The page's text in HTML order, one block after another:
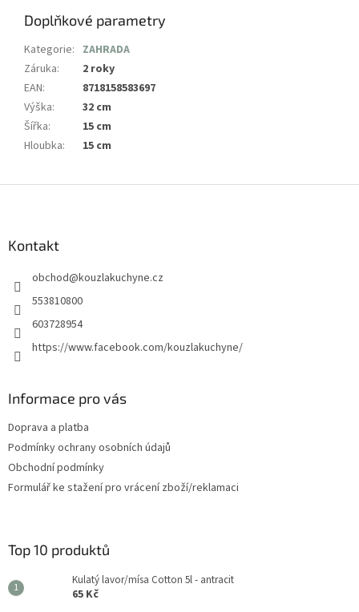
Doplňkové parametry
Kategorie: ZAHRADA
Záruka:
2 roky
EAN:
8718158583697
Výška:
32 cm
Šířka:
15 cm
Hloubka: 15 cm
Kontakt
obchod@kouzlakuchyne.cz
553810800
603728954
https://www.facebook.com/kouzlakuchyne/
Informace pro vás
Doprava a platba
Podmínky ochrany osobních údajů
Obchodní podmínky
Formulář ke stažení pro vrácení zboží/reklamaci
Top 10 produktů
Kulatý lavor/mísa Cotton 5l - antracit
65 Kč